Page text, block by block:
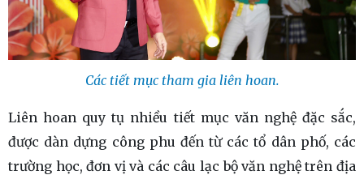
Các tiết mục tham gia liên hoan.
Liên hoan quy tụ nhiều tiết mục văn nghệ đặc sắc,
được dàn dựng công phu đến từ các tổ dân phố, các
trường học, đơn vị và các câu lạc bộ văn nghệ trên địa